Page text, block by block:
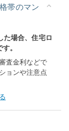
帯のマン
た場合、住宅ロ
。
査金利などで
ョンや注意点